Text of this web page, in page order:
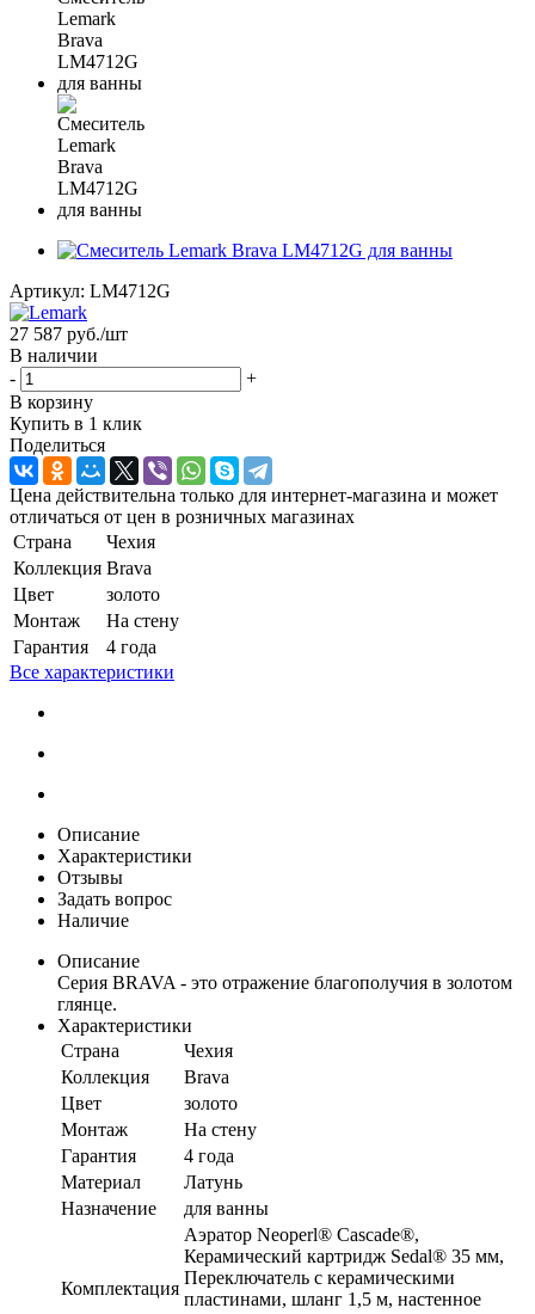
Артикул: LM4712G
27 587 руб./шт
В наличии
-
+
В корзину
Купить в 1 клик
Поделиться
Цена действительна только для интернет-магазина и может
отличаться от цен в розничных магазинах
Страна
Чехия
Коллекция Brava
Цвет
золото
Монтаж
На стену
Гарантия
4 года
Все характеристики
Описание
Характеристики
Отзывы
Задать вопрос
Наличие
Описание
Серия BRAVA - это отражение благополучия в золотом
глянце.
Характеристики
Страна
Чехия
Коллекция
Brava
Цвет
золото
Монтаж
На стену
Гарантия
4 года
Материал
Латунь
Назначение
для ванны
Комплектация
Аэратор Neoperl® Cascade®,
Керамический картридж Sedal® 35 мм,
Переключатель с керамическими
пластинами, шланг 1,5 м, настенное